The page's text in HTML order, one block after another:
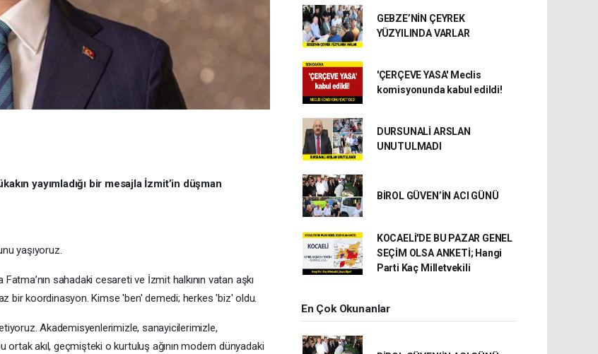
yayımladığı bir mesajla İzmit’in düşman
yaşıyoruz.
sahadaki cesareti ve İzmit halkının vatan aşkı
bir koordinasyon. Kimse 'ben' demedi; herkes 'biz' oldu.
Akademisyenlerimizle, sanayicilerimizle,
akıl, geçmişteki o kurtuluş ağının modern dünyadaki
GEBZE’NİN ÇEYREK
YÜZYILINDA VARLAR
'ÇERÇEVE YASA' Meclis
komisyonunda kabul edildi!
DURSUNALİ ARSLAN
UNUTULMADI
BİROL GÜVEN’İN ACI GÜNÜ
KOCAELİ'DE BU PAZAR GENEL
SEÇİM OLSA ANKETİ; Hangi
Parti Kaç Milletvekili
En Çok Okunanlar